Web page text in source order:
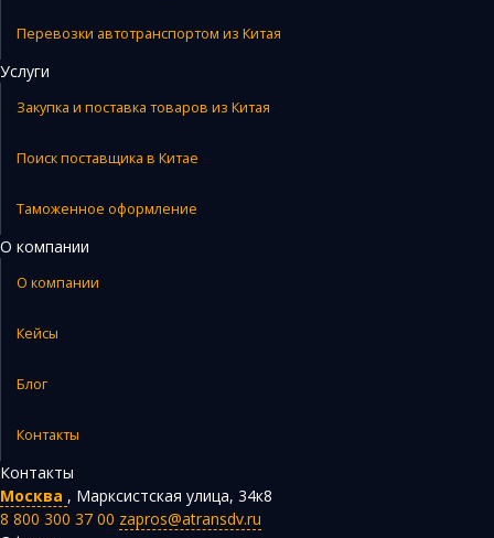
Перевозки автотранспортом из Китая
Услуги
Закупка и поставка товаров из Китая
Поиск поставщика в Китае
Таможенное оформление
О компании
О компании
Кейсы
Блог
Контакты
Контакты
Москва , Марксистская улица, 34к8
8 800 300 37 00 zapros@atransdv.ru